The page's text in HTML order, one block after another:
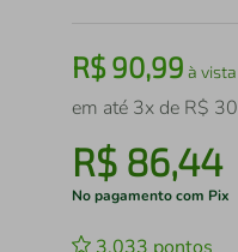
R$90,99 à vista
em até 3x de R$ 30
R$ 86,44
No pagamento com Pix